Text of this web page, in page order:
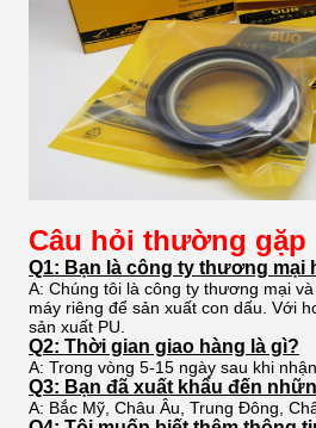
Câu hỏi thường gặp
Q1: Bạn là công ty thương mại
A: Chúng tôi là công ty thương mại
máy riêng để sản xuất con dấu. Với
sản xuất PU.
Q2: Thời gian giao hàng là gì?
A: Trong vòng 5-15 ngày sau khi
Q3: Bạn đã xuất khẩu đến
A: Bắc Mỹ, Châu Âu, Trung Đông,